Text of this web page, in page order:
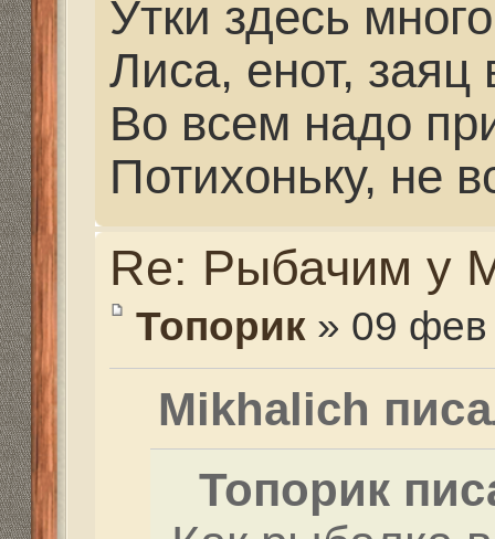
прикладывать
все сразу.
Порой так охота ,
объём налётов
патронов.У вас там
наслышан.Этими
Re: Рыбачим у
Mikhalich» 10 фев
Это на самом деле не
сделать. Она у нас
пуганая. Близко не